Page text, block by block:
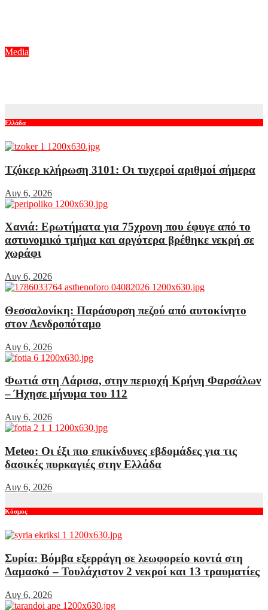
Media
Ελλάδα
Τζόκερ κλήρωση 3101: Οι τυχεροί αριθμοί σήμερα
Αυγ 6, 2026
Χανιά: Ερωτήματα για 75χρονη που έφυγε από το
αστυνομικό τμήμα και αργότερα βρέθηκε νεκρή σε
χωράφι
Αυγ 6, 2026
Θεσσαλονίκη: Παράσυρση πεζού από αυτοκίνητο
στον Δενδροπόταμο
Αυγ 6, 2026
Φωτιά στη Λάρισα, στην περιοχή Κρήνη Φαρσάλων
– Ήχησε μήνυμα του 112
Αυγ 6, 2026
Meteo: Οι έξι πιο επικίνδυνες εβδομάδες για τις
δασικές πυρκαγιές στην Ελλάδα
Αυγ 6, 2026
Κόσμος
Συρία: Βόμβα εξερράγη σε λεωφορείο κοντά στη
Δαμασκό – Τουλάχιστον 2 νεκροί και 13 τραυματίες
Αυγ 6, 2026